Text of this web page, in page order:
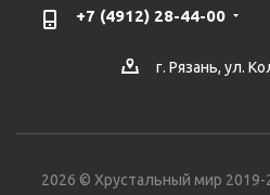
+7 (4912) 28-44-00
г. Рязань, ул.
2026 © Хрустальный мир 2019-